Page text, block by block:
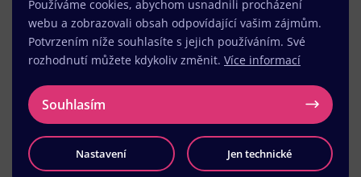
Používáme cookies, abychom usnadnili procházení
webu a zobrazovali obsah odpovídající vašim zájmům.
Potvrzením níže souhlasíte s jejich používáním. Své
rozhodnutí můžete kdykoliv změnit. Více informací
Souhlasím
Nastavení Jen technické